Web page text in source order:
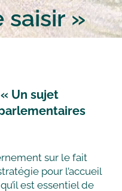
saisir »
Un sujet
sur le fait
pour l’accueil
est essentiel de